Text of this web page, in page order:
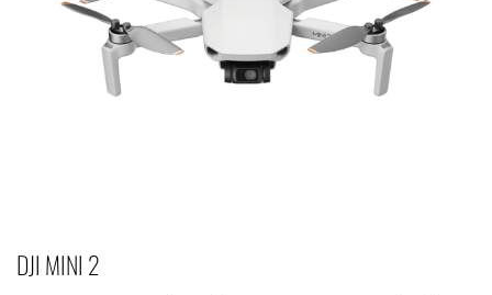
DJI MINI 2